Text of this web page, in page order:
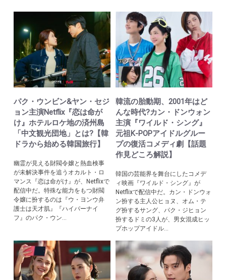
パク・ウンビン&ヤン・セジ
ョン主演Netflix『恋は命が
け』ホテルロケ地の済州島
「中文観光団地」とは?【韓
ドラから始める韓国旅行】
幽霊が見える財閥令嬢と熱血検事
が未解決事件を追うオカルト・ロ
マンス『恋は命がけ』が、Netflixで
配信中だ。特殊な能力をもつ財閥
令嬢に扮するのは『ウ・ヨンウ弁
護士は天才肌』『ハイパーナイ
フ』のパク・ウン...
韓流の胎動期、2001年はど
んな時代?カン・ドンウォン
主演『ワイルド・シング』
元祖K-POPアイドルグルー
プの復活コメディ劇【話題
作見どころ解説】
韓国の芸能界を舞台にしたコメデ
ィ映画『ワイルド・シング』が
Netflixで配信中だ。カン・ドンウォ
ン扮する主人公ヒョヌ、オム・テ
グ扮するサング、パク・ジヒョン
扮するドミの3人が、男女混成ヒッ
プホップアイドル...